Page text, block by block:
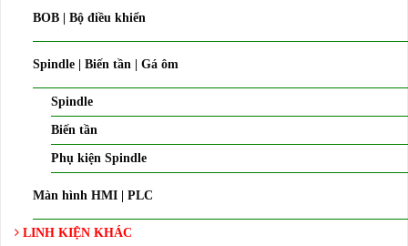
BOB | Bộ điều khiển
Spindle | Biến tần | Gá ôm
Spindle
Biến tần
Phụ kiện Spindle
Màn hình HMI | PLC
LINH KIỆN KHÁC